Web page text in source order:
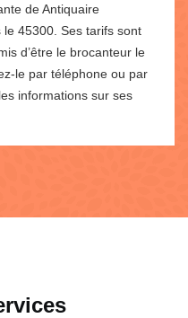
de Antiquaire
45300. Ses tarifs sont
d’être le brocanteur le
le par téléphone ou par
informations sur ses